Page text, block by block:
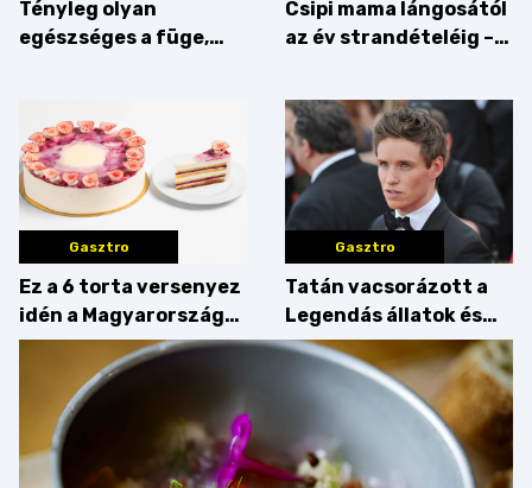
Tényleg olyan
egészséges a füge,
Csipi mama lángosától
az év strandételéig –
Balaton déli partját
Gasztro
Ez a 6 torta versenyez
idén a Magyarország
tortája címért
Gasztro
Tatán vacsorázott a
Legendás állatok és
megfigyelésük sztárja!